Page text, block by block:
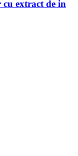
cu extract de in